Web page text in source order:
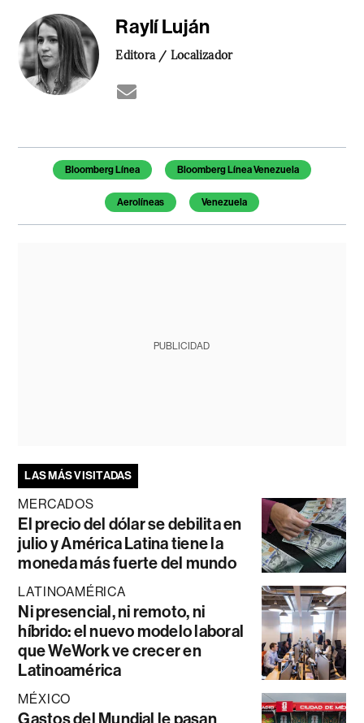
Raylí Luján
Editora / Localizador
Temas de este artículo
Bloomberg Línea Bloomberg Línea Venezuela
Aerolíneas Venezuela
PUBLICIDAD
LAS MÁS VISITADAS
MERCADOS
El precio del dólar se debilita en
julio y América Latina tiene la
moneda más fuerte del mundo
LATINOAMÉRICA
Ni presencial, ni remoto, ni
híbrido: el nuevo modelo laboral
que WeWork ve crecer en
Latinoamérica
MÉXICO
Gastos del Mundial le pasan